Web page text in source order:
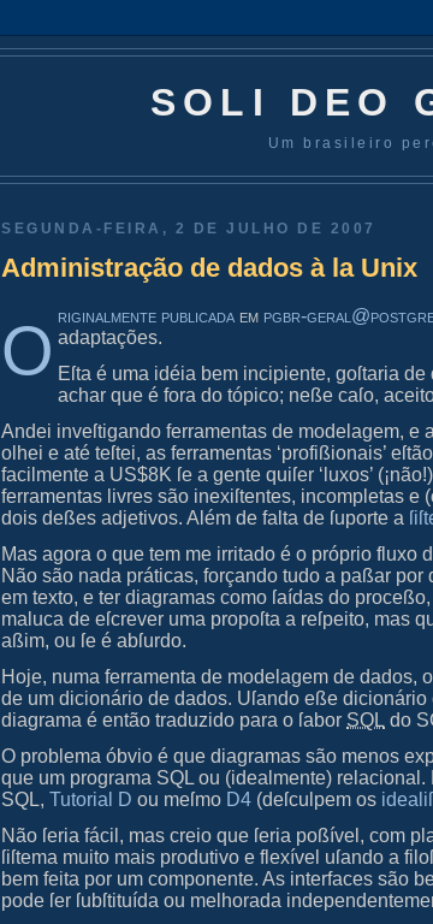
SOLI DEO
Um brasileiro
SEGUNDA-FEIRA, 2 DE JULHO DE 2007
Administração de dados à la Unix
O riginalmente publicadaem pgbr-
adaptações.
Eſta é uma idéia bem incipiente, goſtaria
achar que é fora do tópico; neße caſo,
Andei inveſtigando ferramentas de modelagem, e
olhei e até teſtei, as ferramentas ‘profißionais’
facilmente a US$8K ſe a gente quiſer ‘luxos’
ferramentas livres são inexiſtentes, incompletas e
dois deßes adjetivos. Além de falta de ſuporte a
Mas agora o que tem me irritado é o próprio fluxo
Não são nada práticas, forçando tudo a paßar
em texto, e ter diagramas como ſaídas do
maluca de eſcrever uma propoſta a reſpeito, mas
aßim, ou ſe é abſurdo.
Hoje, numa ferramenta de modelagem de dados,
de um dicionário de dados. Uſando eße dicionário
diagrama é então traduzido para o ſabor SQL do
O problema óbvio é que diagramas são menos
que um programa SQL ou (idealmente) relacional.
SQL,Tutorial D ou meſmo D4 (deſculpem os
Não ſeria fácil, mas creio que ſeria poßível, com
ſiſtema muito mais produtivo e flexível uſando a
bem feita por um componente. As interfaces são
pode ſer ſubſtituída ou melhorada